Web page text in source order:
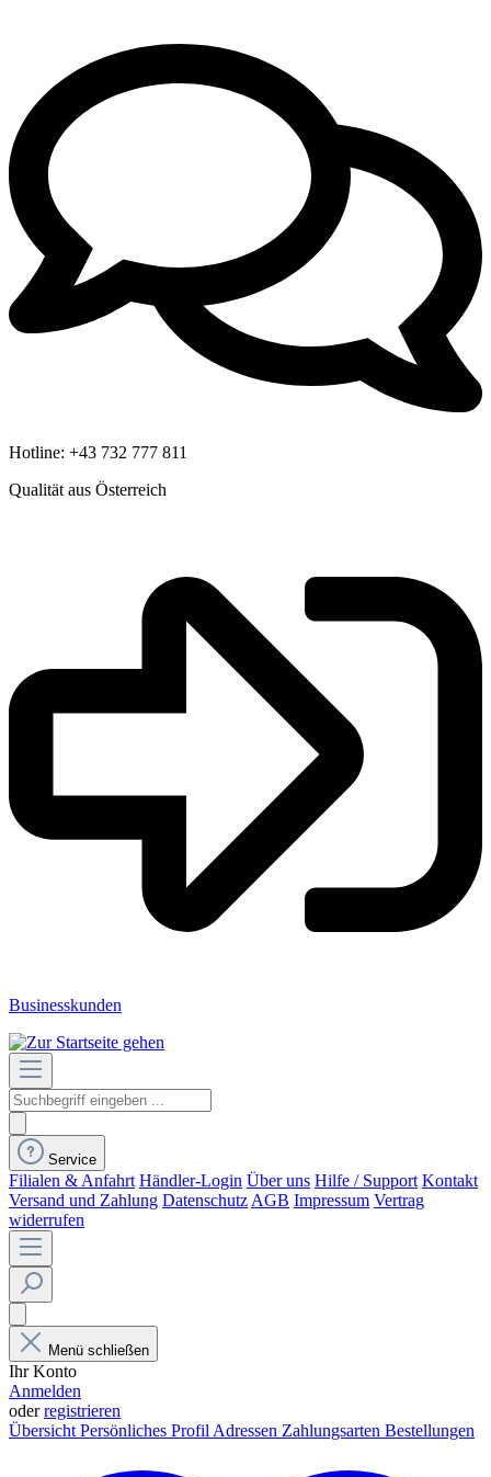
Hotline: +43 732 777 811
Qualität aus Österreich
Businesskunden
Service
Filialen & Anfahrt Händler-Login Über uns Hilfe / Support Kontakt
Versand und Zahlung Datenschutz AGB Impressum Vertrag
widerrufen
Menü schließen
Ihr Konto
Anmelden
oderregistrieren
Übersicht Persönliches Profil Adressen Zahlungsarten Bestellungen